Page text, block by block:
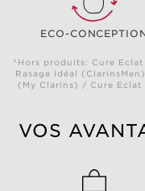
ECO-
*Hors produits: Cure
Rasage Idéal
(My Clarins) / Cure
VOS